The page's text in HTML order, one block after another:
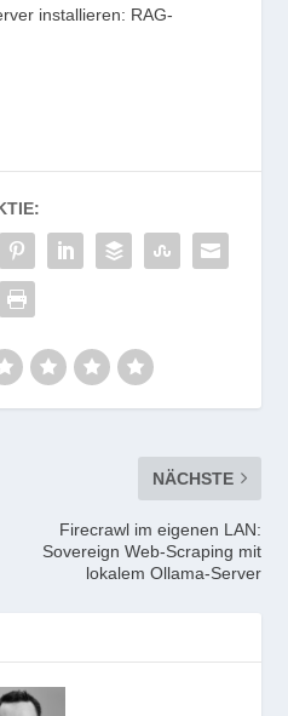
installieren: RAG-
NÄCHSTE
Firecrawl im eigenen LAN:
Sovereign Web-Scraping mit
lokalem Ollama-Server